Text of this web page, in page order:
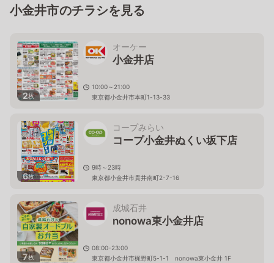
小金井市のチラシを見る
2枚
オーケー
小金井店
10:00～21:00
東京都小金井市本町1-13-33
6枚
コープみらい
コープ小金井ぬくい坂下店
9時～23時
東京都小金井市貫井南町2-7-16
7枚
成城石井
nonowa東小金井店
08:00-23:00
東京都小金井市梶野町5-1-1 nonowa東小金井 1F